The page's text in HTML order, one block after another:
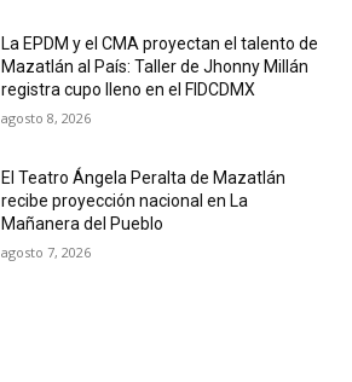
La EPDM y el CMA proyectan el talento de
Mazatlán al País: Taller de Jhonny Millán
registra cupo lleno en el FIDCDMX
agosto 8, 2026
El Teatro Ángela Peralta de Mazatlán
recibe proyección nacional en La
Mañanera del Pueblo
agosto 7, 2026